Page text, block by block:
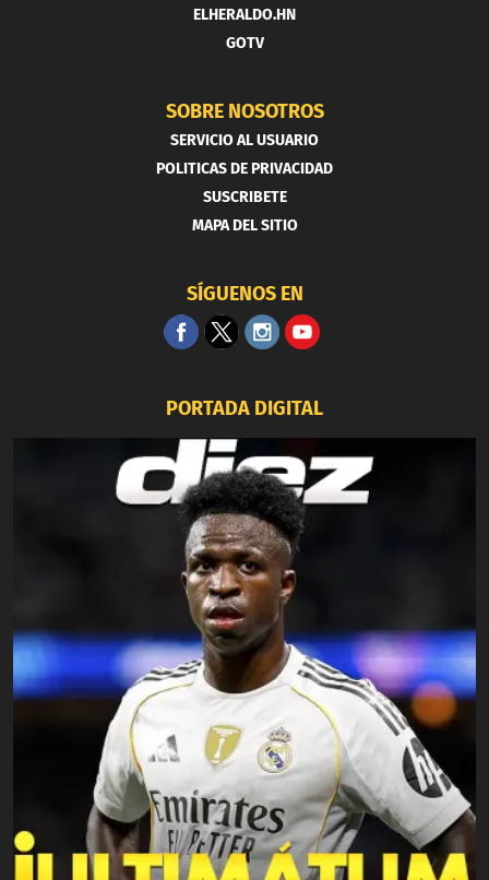
ELHERALDO.HN
GOTV
SOBRE NOSOTROS
SERVICIO AL USUARIO
POLITICAS DE PRIVACIDAD
SUSCRIBETE
MAPA DEL SITIO
SÍGUENOS EN
PORTADA DIGITAL